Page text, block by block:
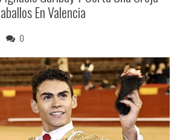
En Valencia
0